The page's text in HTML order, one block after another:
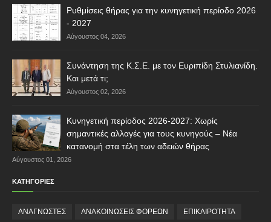
Ρυθμίσεις θήρας για την κυνηγετική περίοδο 2026
- 2027
Αύγουστος 04, 2026
Συνάντηση της Κ.Σ.Ε. με τον Ευριπίδη Στυλιανίδη.
Και μετά τι;
Αύγουστος 02, 2026
Κυνηγετική περίοδος 2026-2027: Χωρίς
σημαντικές αλλαγές για τους κυνηγούς – Νέα
κατανομή στα τέλη των αδειών θήρας
Αύγουστος 01, 2026
ΚΑΤΗΓΟΡΙΕΣ
ΑΝΑΓΝΩΣΤΕΣ ΑΝΑΚΟΙΝΩΣΕΙΣ ΦΟΡΕΩΝ ΕΠΙΚΑΙΡΟΤΗΤΑ